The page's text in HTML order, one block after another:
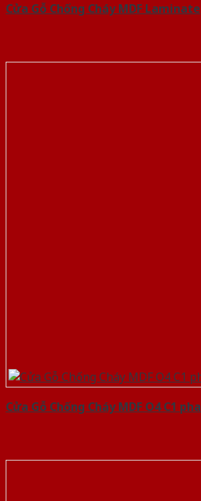
Cửa Gỗ Chống Cháy MDF Laminate
Cửa Gỗ Chống Cháy MDF O4 C1